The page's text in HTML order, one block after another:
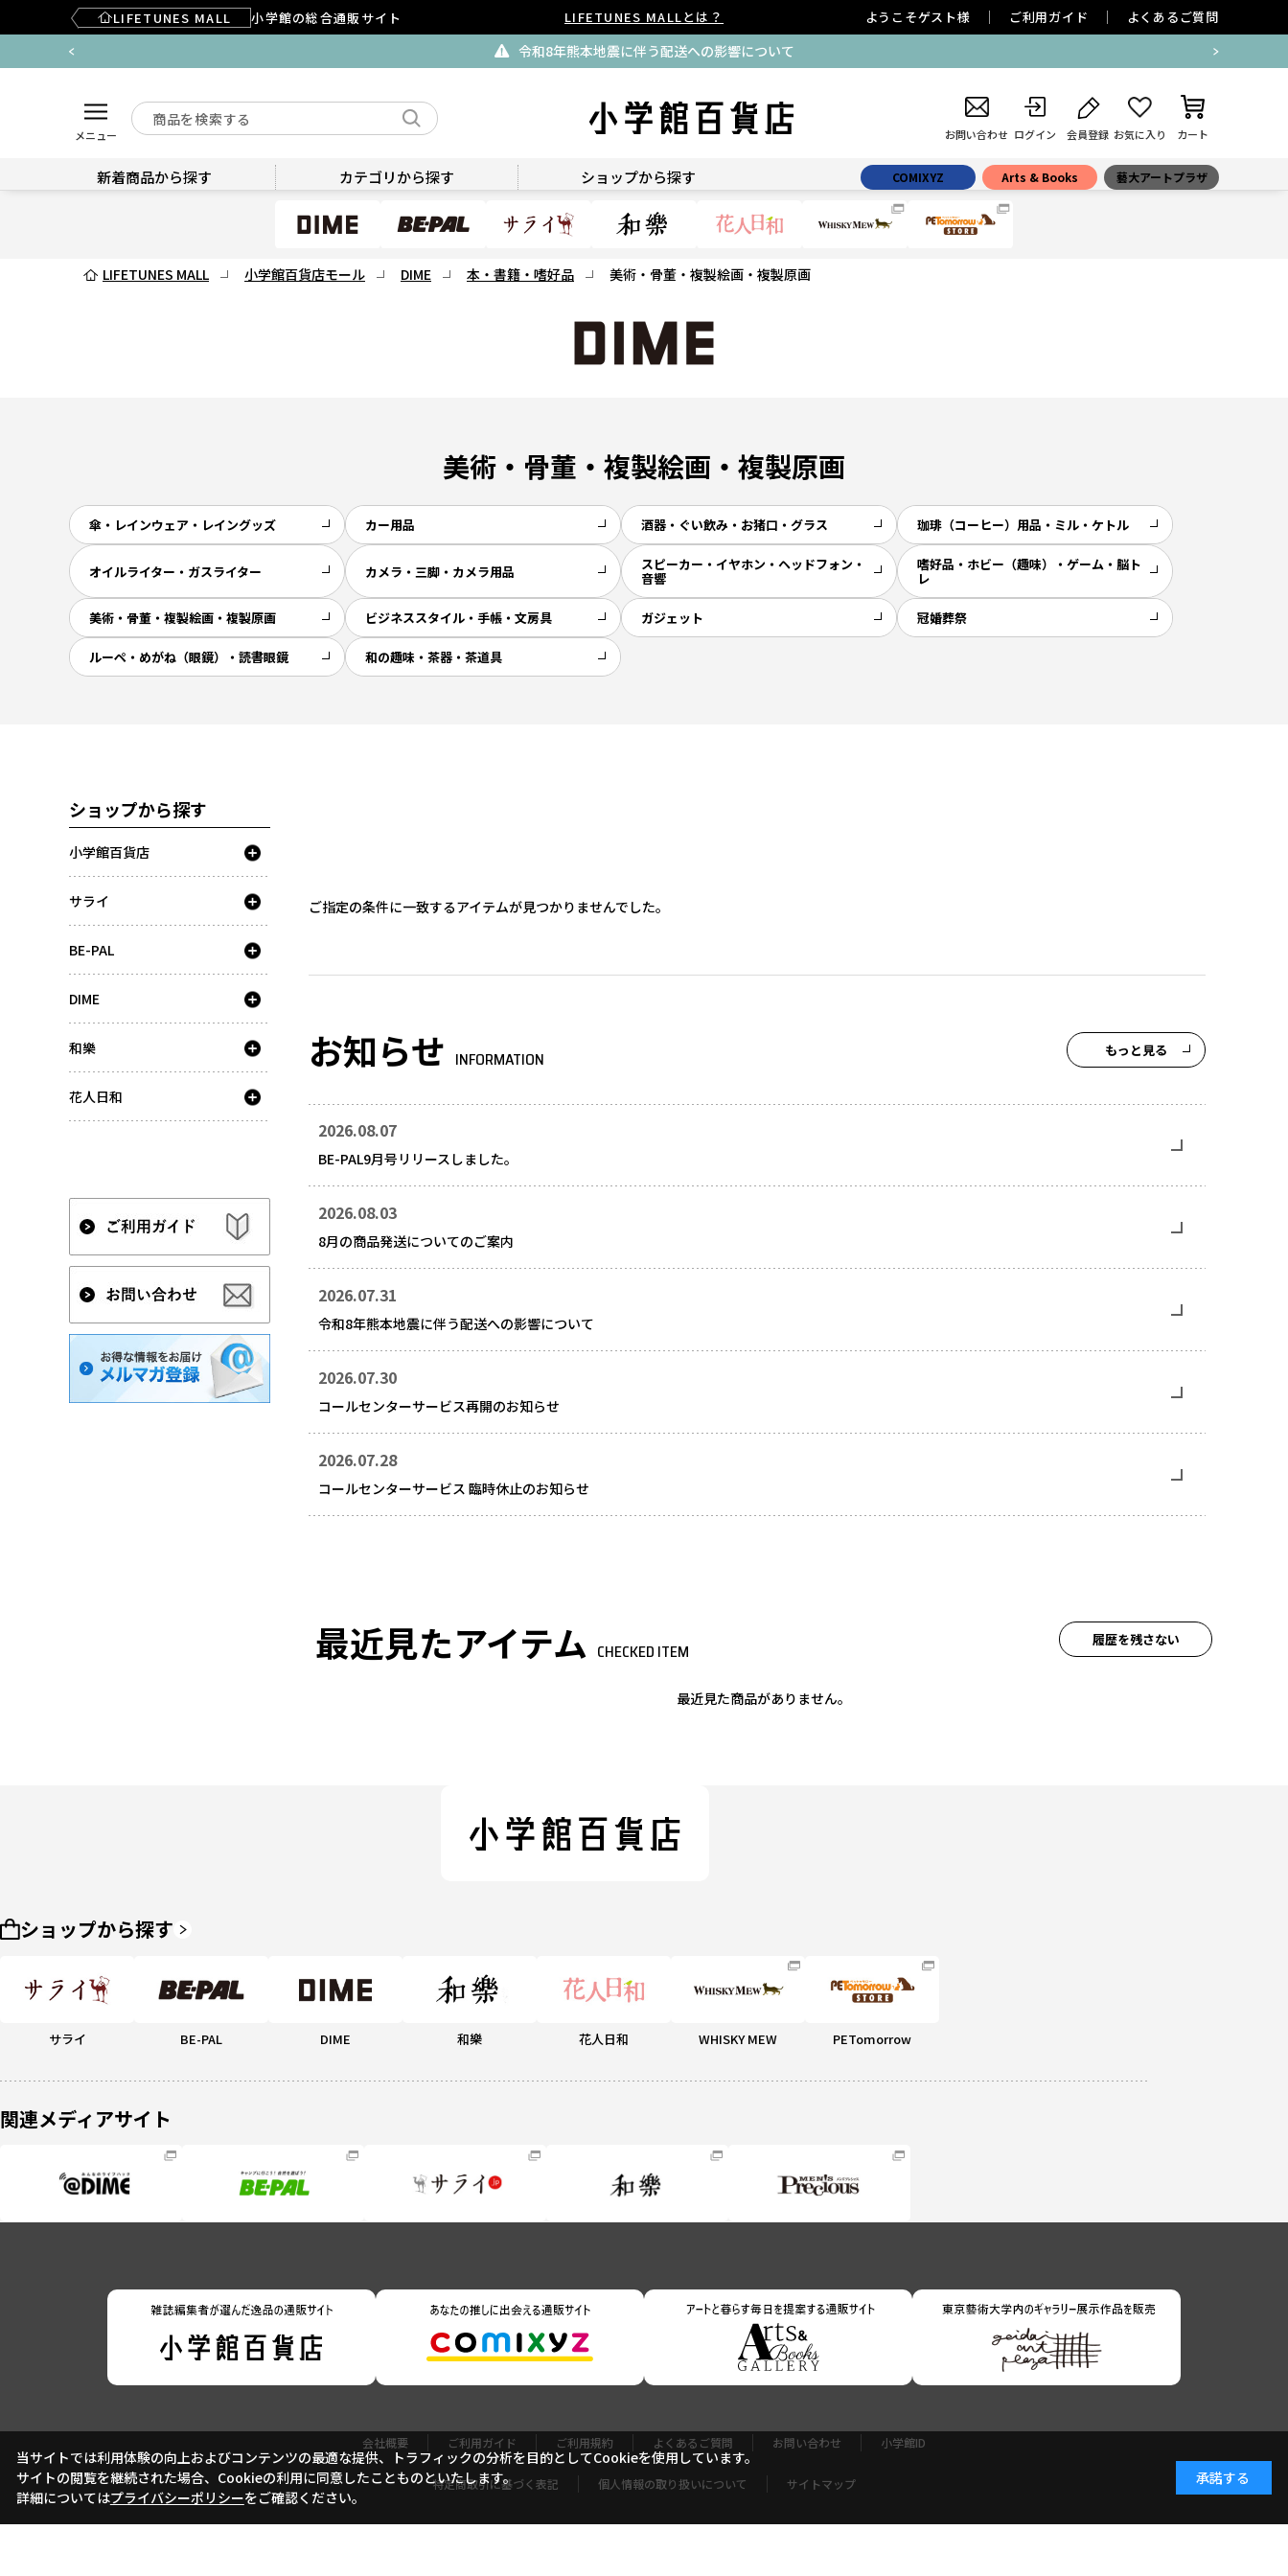
LIFETUNES MALL 小学館の総合通販サイト LIFETUNES MALLとは？ ようこそゲスト様 ご利用ガイド よくあるご質問
令和8年熊本地震に伴う配送への影響について
メニュー お問い合わせ ログイン 会員登録 お気に入り カート
新着商品から探す カテゴリから探す ショップから探す COMIXYZ Arts & Books 藝大アートプラザ
LIFETUNES MALL 小学館百貨店モール DIME 本・書籍・嗜好品 美術・骨董・複製絵画・複製原画
DIME
美術・骨董・複製絵画・複製原画
傘・レインウェア・レイングッズ カー用品 酒器・ぐい飲み・お猪口・グラス 珈琲（コーヒー）用品・ミル・ケトル
オイルライター・ガスライター カメラ・三脚・カメラ用品 スピーカー・イヤホン・ヘッドフォン・
音響
嗜好品・ホビー（趣味）・ゲーム・脳ト
レ
美術・骨董・複製絵画・複製原画 ビジネススタイル・手帳・文房具 ガジェット 冠婚葬祭
ルーペ・めがね（眼鏡）・読書眼鏡 和の趣味・茶器・茶道具
ショップから探す
小学館百貨店
サライ
BE-PAL
DIME
和樂
花人日和
ご指定の条件に一致するアイテムが見つかりませんでした。
お知らせ INFORMATION
2026.08.07
BE-PAL9月号リリースしました。
2026.08.03
8月の商品発送についてのご案内
2026.07.31
令和8年熊本地震に伴う配送への影響について
2026.07.30
コールセンターサービス再開のお知らせ
2026.07.28
コールセンターサービス 臨時休止のお知らせ
もっと見る
最近見たアイテム CHECKED ITEM
最近見た商品がありません。
履歴を残さない
ショップから探す
サライ BE-PAL DIME 和樂 花人日和 WHISKY MEW PETomorrow
関連メディアサイト
会社概要 ご利用ガイド ご利用規約 よくあるご質問 お問い合わせ 小学館ID
特定商取引に基づく表記 個人情報の取り扱いについて サイトマップ
当サイトでは利用体験の向上およびコンテンツの最適な提供、トラフィックの分析を目的としてCookieを使用しています。
サイトの閲覧を継続された場合、Cookieの利用に同意したことものといたします。
詳細についてはプライバシーポリシーをご確認ください。
承諾する